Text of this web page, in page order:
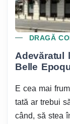
DRAGĂ
Adevăratul
Belle
E cea mai
tată ar trebui
când, să stea